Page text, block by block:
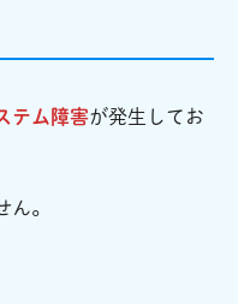
テム障害が発生してお
ん。